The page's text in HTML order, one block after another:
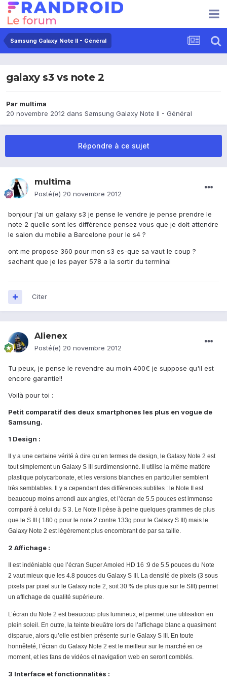
Samsung Galaxy Note II - Général
galaxy s3 vs note 2
Par multima
20 novembre 2012 dans Samsung Galaxy Note II - Général
Répondre à ce sujet
multima
Posté(e) 20 novembre 2012
bonjour j'ai un galaxy s3 je pense le vendre je pense prendre le
note 2 quelle sont les différence pensez vous que je doit attendre
le salon du mobile a Barcelone pour le s4 ?
ont me propose 360 pour mon s3 es-que sa vaut le coup ?
sachant que je les payer 578 a la sortir du terminal
Citer
Alienex
Posté(e) 20 novembre 2012
Tu peux, je pense le revendre au moin 400€ je suppose qu'il est
encore garantie!!
Voilà pour toi :
Petit comparatif des deux smartphones les plus en vogue de
Samsung.
1 Design :
Il y a une certaine vérité à dire qu’en termes de design, le Galaxy Note 2 est
tout simplement un Galaxy S III surdimensionné. Il utilise la même matière
plastique polycarbonate, et les versions blanches en particulier semblent
très semblables. Il y a cependant des différences subtiles : le Note II est
beaucoup moins arrondi aux angles, et l’écran de 5.5 pouces est immense
comparé à celui du S 3. Le Note II pèse à peine quelques grammes de plus
que le S III ( 180 g pour le note 2 contre 133g pour le Galaxy S III) mais le
Galaxy Note 2 est légèrement plus encombrant de par sa taille.
2 Affichage :
Il est indéniable que l’écran Super Amoled HD 16 :9 de 5.5 pouces du Note
2 vaut mieux que les 4.8 pouces du Galaxy S III. La densité de pixels (3 sous
pixels par pixel sur le Galaxy note 2, soit 30 % de plus que sur le SIII) permet
un affichage de qualité supérieure.
L’écran du Note 2 est beaucoup plus lumineux, et permet une utilisation en
plein soleil. En outre, la teinte bleuâtre lors de l’affichage blanc a quasiment
disparue, alors qu’elle est bien présente sur le Galaxy S III. En toute
honnêteté, l’écran du Galaxy Note 2 est le meilleur sur le marché en ce
moment, et les fans de vidéos et navigation web en seront comblés.
3 Interface et fonctionnalités :